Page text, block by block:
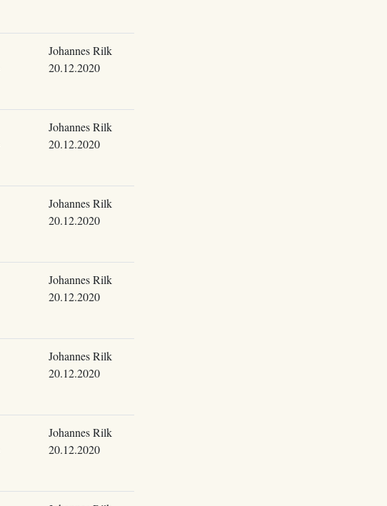
Johannes Rilk
20.12.2020
Johannes Rilk
20.12.2020
Johannes Rilk
20.12.2020
Johannes Rilk
20.12.2020
Johannes Rilk
20.12.2020
Johannes Rilk
20.12.2020